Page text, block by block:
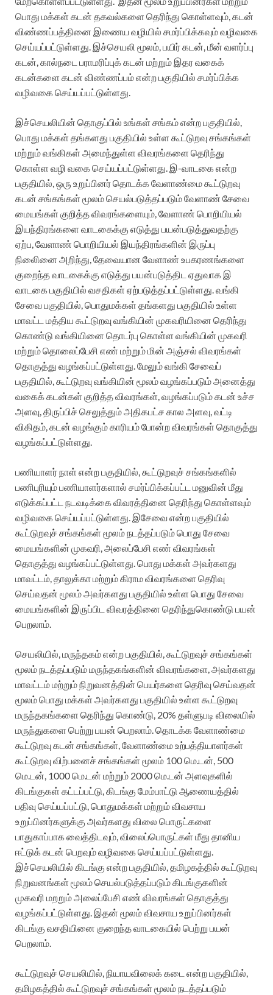
பொது மக்கள் கடன் தகவல்களை தெரிந்து கொள்ளவும், கடன்
விண்ணப்பத்தினை இணைய வழியில் சமர்ப்பிக்கவும் வழிவகை
செய்யப்பட்டுள்ளது. இச்செயலி மூலம், பயிர் கடன், மீன் வளர்ப்பு
கடன், கால்நடை பராமரிப்புக் கடன் மற்றும் இதர வகைக்
கடன்களை கடன் விண்ணப்பம் என்ற பகுதியில் சமர்ப்பிக்க
வழிவகை செய்யப்பட்டுள்ளது.
இச்செயலியின் தொகுப்பில் உங்கள் சங்கம் என்ற பகுதியில்,
பொது மக்கள் தங்களது பகுதியில் உள்ள கூட்டுறவு சங்கங்கள்
மற்றும் வங்கிகள் அமைந்துள்ள விவரங்களை தெரிந்து
கொள்ள வழி வகை செய்யப்பட்டுள்ளது. இ-வாடகை என்ற
பகுதியில், ஒரு உறுப்பினர் தொடக்க வேளாண்மை கூட்டுறவு
கடன் சங்கங்கள் மூலம் செயல்படுத்தப்படும் வேளாண் சேவை
மையங்கள் குறித்த விவரங்களையும், வேளாண் பொறியியல்
இயந்திரங்களை வாடகைக்கு எடுத்து பயன்படுத்துவதற்கு
ஏற்ப, வேளாண் பொறியியல் இயந்திரங்களின் இருப்பு
நிலைினை அறிந்து, தேவையான வேளாண் உபகரணங்களை
குறைந்த வாடகைக்கு எடுத்து பயன்படுத்திட ஏதுவாக இ
வாடகை பகுதியில் வசதிகள் ஏற்படுத்தப்பட்டுள்ளது. வங்கி
சேவை பகுதியில், பொதுமக்கள் தங்களது பகுதியில் உள்ள
மாவட்ட மத்திய கூட்டுறவு வங்கியின் முகவரியினை தெரிந்து
கொண்டு வங்கியினை தொடர்பு கொள்ள வங்கியின் முகவரி
மற்றும் தொலைப்பேசி எண் மற்றும் மின் அஞ்சல் விவரங்கள்
தொகுத்து வழங்கப்பட்டுள்ளது. மேலும் வங்கி சேவைப்
பகுதியில், கூட்டுறவு வங்கியின் மூலம் வழங்கப்படும் அனைத்து
வகைக் கடன்கள் குறித்த விவரங்கள், வழங்கப்படும் கடன் உச்ச
அளவு, திருப்பிச் செலுத்தும் அதிகபட்ச கால அளவு, வட்டி
விகிதம், கடன் வழங்கும் காரியம் போன்ற விவரங்கள் தொகுத்து
வழங்கப்பட்டுள்ளது.
பணியாளர் நாள் என்ற பகுதியில், கூட்டுறவுச் சங்கங்களில்
பணிபுரியும் பணியாளர்களால் சமர்ப்பிக்கப்பட்ட மனுவின் மீது
எடுக்கப்பட்ட நடவடிக்கை விவரத்தினை தெரிந்து கொள்ளவும்
வழிவகை செய்யப்பட்டுள்ளது. இசேவை என்ற பகுதியில்
கூட்டுறவுச் சங்கங்கள் மூலம் நடத்தப்படும் பொது சேவை
மையங்களின் முகவரி, அலைப்பேசி எண் விவரங்கள்
தொகுத்து வழங்கப்பட்டுள்ளது. பொது மக்கள் அவர்களது
மாவட்டம், தாலுக்கா மற்றும் கிராம விவரங்களை தெரிவு
செய்வதன் மூலம் அவர்களது பகுதியில் உள்ள பொது சேவை
மையங்களின் இருப்பிட விவரத்தினை தெரிந்துகொண்டு பயன்
பெறலாம்.
செயலியில், மருந்தகம் என்ற பகுதியில், கூட்டுறவுச் சங்கங்கள்
மூலம் நடத்தப்படும் மருந்தகங்களின் விவரங்களை, அவர்களது
மாவட்டம் மற்றும் நிறுவனத்தின் பெயர்களை தெரிவு செய்வதன்
மூலம் பொது மக்கள் அவர்களது பகுதியில் உள்ள கூட்டுறவு
மருந்தகங்களை தெரிந்து கொண்டு, 20% தள்ளுபடி விலையில்
மருந்துகளை பெற்று பயன் பெறலாம். தொடக்க வேளாண்மை
கூட்டுறவு கடன் சங்கங்கள், வேளாண்மை உற்பத்தியாளர்கள்
கூட்டுறவு விற்பனைச் சங்கங்கள் மூலம் 100 மெ.டன், 500
மெ.டன், 1000 மெ.டன் மற்றும் 2000 மெ.டன் அளவுகளில்
கிடங்குகள் கட்டப்பட்டு, கிடங்கு மேம்பாட்டு ஆணையத்தில்
பதிவு செய்யப்பட்டு, பொதுமக்கள் மற்றும் விவசாய
உறுப்பினர்களுக்கு அவர்களது விலை பொருட்களை
பாதுகாப்பாக வைத்திடவும், விலைப்பொருட்கள் மீது தானிய
ஈட்டுக் கடன் பெறவும் வழிவகை செய்யப்பட்டுள்ளது.
இச்செயலியில் கிடங்கு என்ற பகுதியில், தமிழகத்தில் கூட்டுறவு
நிறுவனங்கள் மூலம் செயல்படுத்தப்படும் கிடங்குகளின்
முகவரி மறறும் அலைப்பேசி எண் விவரங்கள் தொகுத்து
வழங்கப்பட்டுள்ளது. இதன் மூலம் விவசாய உறுப்பினர்கள்
கிடங்கு வசதியினை குறைந்த வாடகையில் பெற்று பயன்
பெறலாம்.
கூட்டுறவுச் செயலியில், நியாயவிலைக் கடை என்ற பகுதியில்,
தமிழகத்தில் கூட்டுறவுச் சங்கங்கள் மூலம் நடத்தப்படும்